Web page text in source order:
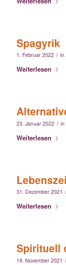
Spagyrik
1. Februar 2022 / in
Weiterlesen
23. Januar 2022 / in
Weiterlesen
31. Dezember 2021 /
Weiterlesen
Spirituell
19. November 2021 /